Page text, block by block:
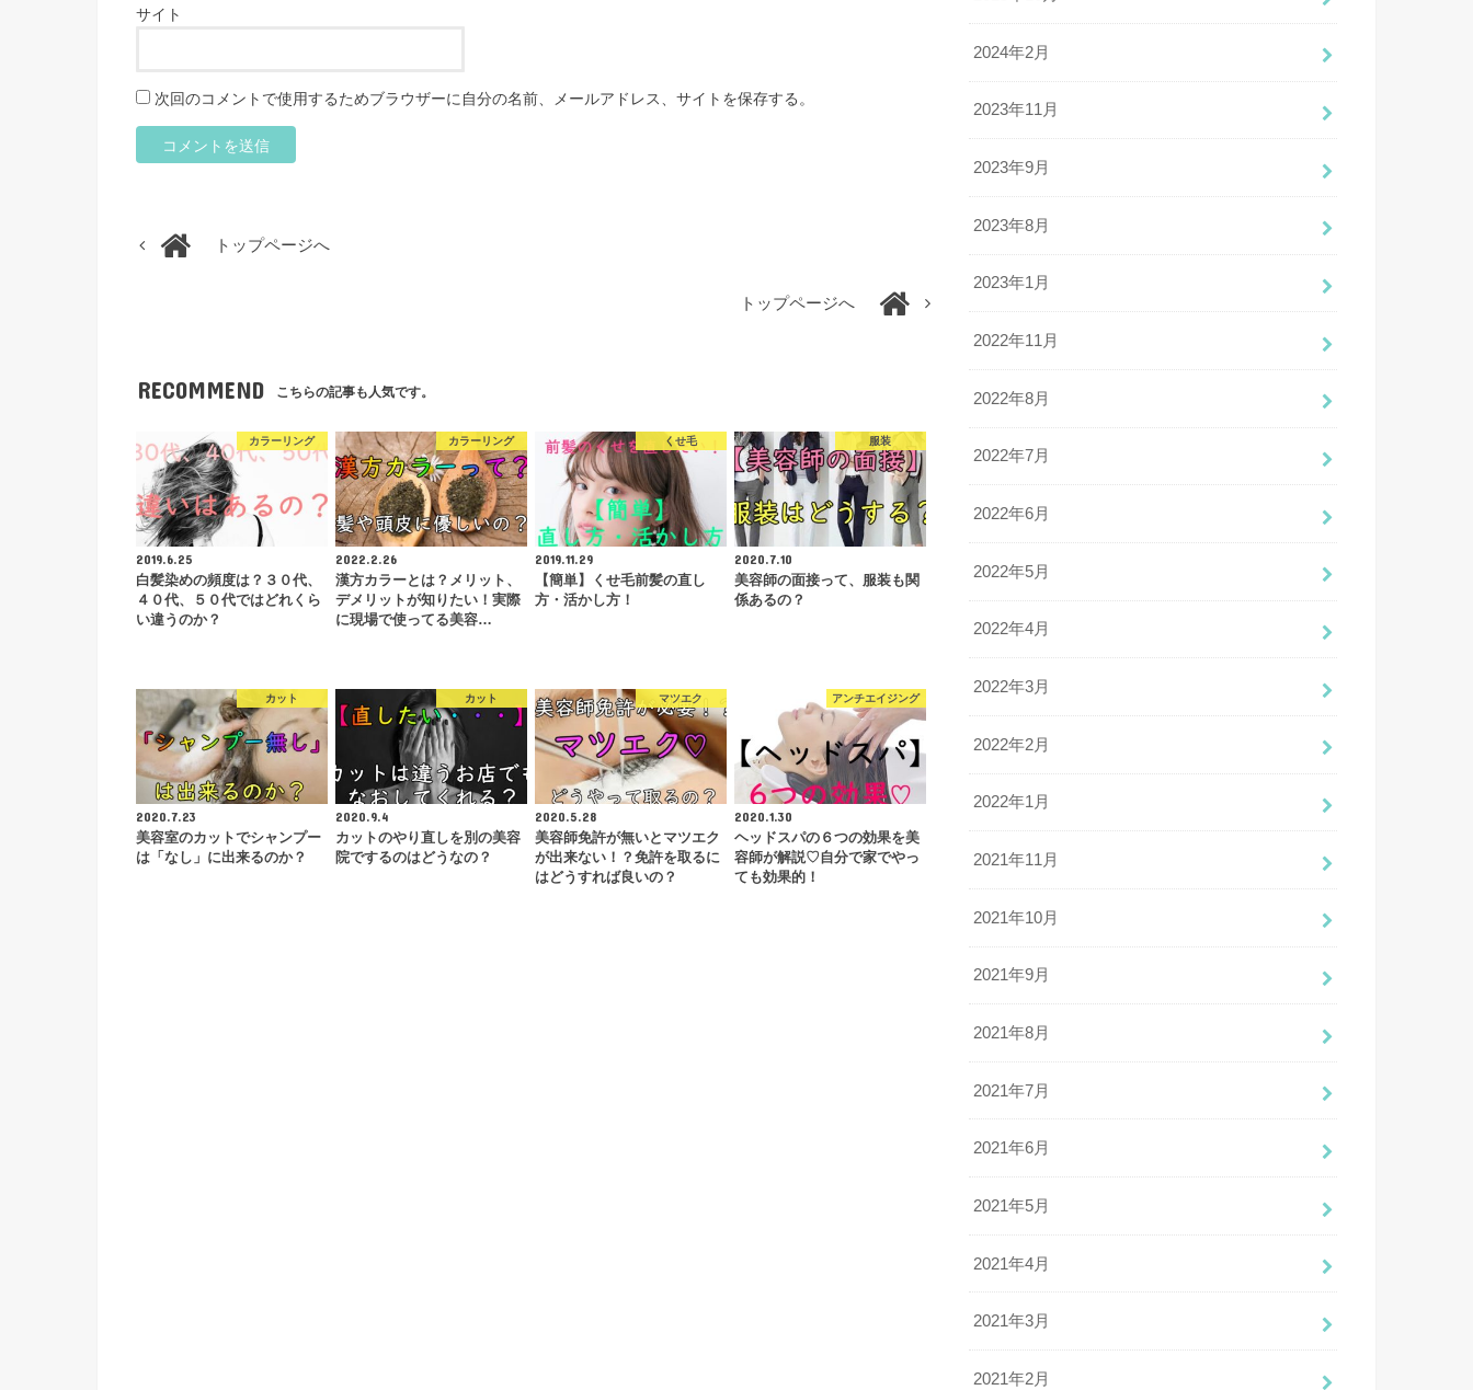
サイト
次回のコメントで使用するためブラウザーに自分の名前、メールアドレス、サイトを保存する。
トップページへ
トップページへ
RECOMMEND こちらの記事も人気です。
カラーリング
2019.6.25
白髪染めの頻度は？３０代、
４０代、５０代ではどれくら
い違うのか？
カラーリング
2022.2.26
漢方カラーとは？メリット、
デメリットが知りたい！実際
に現場で使ってる美容…
くせ毛
2019.11.29
【簡単】くせ毛前髪の直し
方・活かし方！
服装
2020.7.10
美容師の面接って、服装も関
係あるの？
カット
2020.7.23
美容室のカットでシャンプー
は「なし」に出来るのか？
カット
2020.9.4
カットのやり直しを別の美容
院でするのはどうなの？
マツエク
2020.5.28
美容師免許が無いとマツエク
が出来ない！？免許を取るに
はどうすれば良いの？
アンチエイジング
2020.1.30
ヘッドスパの６つの効果を美
容師が解説♡自分で家でやっ
ても効果的！
2024年2月
2023年11月
2023年9月
2023年8月
2023年1月
2022年11月
2022年8月
2022年7月
2022年6月
2022年5月
2022年4月
2022年3月
2022年2月
2022年1月
2021年11月
2021年10月
2021年9月
2021年8月
2021年7月
2021年6月
2021年5月
2021年4月
2021年3月
2021年2月